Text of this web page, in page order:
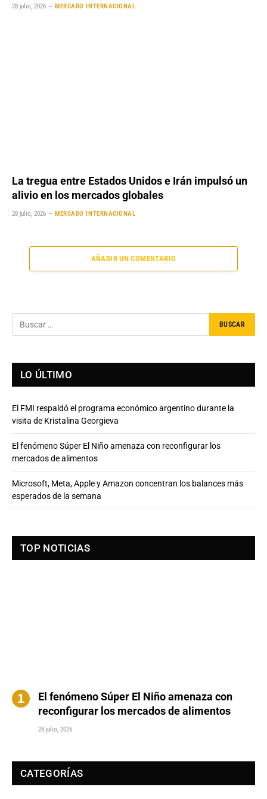
28 julio, 2026 MERCADO INTERNACIONAL
La tregua entre Estados Unidos e Irán impulsó un
alivio en los mercados globales
28 julio, 2026 MERCADO INTERNACIONAL
AÑADIR UN COMENTARIO
LO ÚLTIMO
El FMI respaldó el programa económico argentino durante la
visita de Kristalina Georgieva
El fenómeno Súper El Niño amenaza con reconfigurar los
mercados de alimentos
Microsoft, Meta, Apple y Amazon concentran los balances más
esperados de la semana
TOP NOTICIAS
El fenómeno Súper El Niño amenaza con
reconfigurar los mercados de alimentos
28 julio, 2026
CATEGORÍAS